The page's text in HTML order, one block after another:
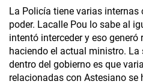
La Policía tiene varias
poder. Lacalle Pou lo sabe al
intentó interceder y eso
haciendo el actual ministro. La
dentro del gobierno es que
relacionadas con Astesiano se